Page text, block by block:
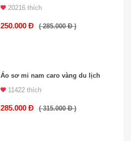
20216 thích
250.000 Đ ( 285.000 Đ )
Áo sơ mi nam caro vàng du lịch
11422 thích
285.000 Đ ( 315.000 Đ )